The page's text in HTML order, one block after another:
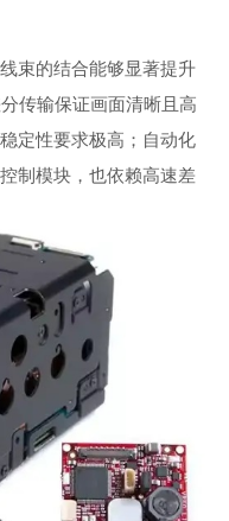
束的结合能够显著提升
传输保证画面清晰且高
定性要求极高；自动化
制模块，也依赖高速差